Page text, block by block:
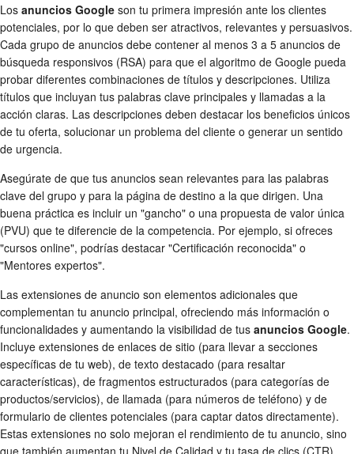
Los anuncios Google son tu primera impresión ante los clientes
potenciales, por lo que deben ser atractivos, relevantes y persuasivos.
Cada grupo de anuncios debe contener al menos 3 a 5 anuncios de
búsqueda responsivos (RSA) para que el algoritmo de Google pueda
probar diferentes combinaciones de títulos y descripciones. Utiliza
títulos que incluyan tus palabras clave principales y llamadas a la
acción claras. Las descripciones deben destacar los beneficios únicos
de tu oferta, solucionar un problema del cliente o generar un sentido
de urgencia.
Asegúrate de que tus anuncios sean relevantes para las palabras
clave del grupo y para la página de destino a la que dirigen. Una
buena práctica es incluir un "gancho" o una propuesta de valor única
(PVU) que te diferencie de la competencia. Por ejemplo, si ofreces
"cursos online", podrías destacar "Certificación reconocida" o
"Mentores expertos".
Las extensiones de anuncio son elementos adicionales que
complementan tu anuncio principal, ofreciendo más información o
funcionalidades y aumentando la visibilidad de tus anuncios Google.
Incluye extensiones de enlaces de sitio (para llevar a secciones
específicas de tu web), de texto destacado (para resaltar
características), de fragmentos estructurados (para categorías de
productos/servicios), de llamada (para números de teléfono) y de
formulario de clientes potenciales (para captar datos directamente).
Estas extensiones no solo mejoran el rendimiento de tu anuncio, sino
que también aumentan tu Nivel de Calidad y tu tasa de clics (CTR).